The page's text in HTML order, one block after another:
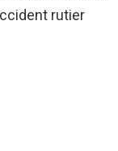
rutier